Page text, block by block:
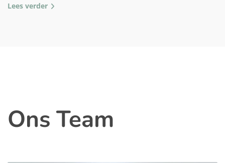
Lees verder
Ons Team